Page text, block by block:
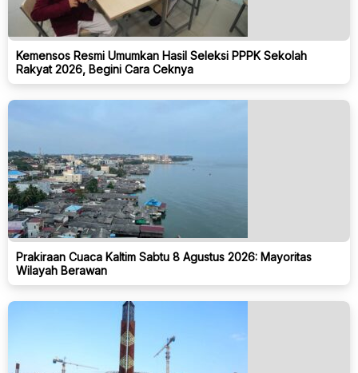
Kemensos Resmi Umumkan Hasil Seleksi PPPK Sekolah
Rakyat 2026, Begini Cara Ceknya
Prakiraan Cuaca Kaltim Sabtu 8 Agustus 2026: Mayoritas
Wilayah Berawan